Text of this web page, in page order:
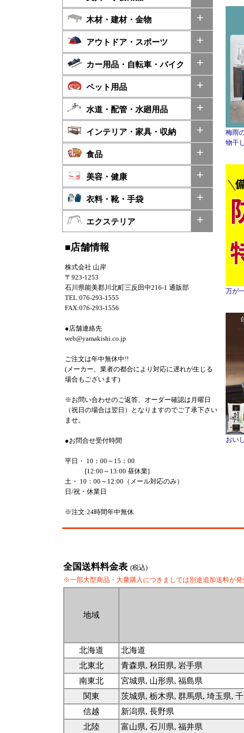
木材・建材・金物
アウトドア・スポーツ
カー用品・自転車・バイク
ペット用品
水道・配管・水廻用品
インテリア・家具・収納
食品
美容・健康
衣料・靴・手袋
エクステリア
■店舗情報
株式会社 山岸
〒923-1253
石川県能美郡川北町三反田中216-1 通販部
TEL:076-293-1555
FAX:076-293-1556
●店舗連絡先
web@yamakishi.co.jp
ご注文は年中無休中!!
(メーカー、業者の都合により対応に遅れが生じる
場合もございます)
※お問い合わせのご返答、オーダー確認は月曜日
（祝日の場合は翌日）となりますのでご了承下さい
ませ。
●お問合せ受付時間
平日・ 10：00～15：00
[12:00～13:00 昼休業]
土・ 10：00～12:00（メール対応のみ）
日/祝・休業日
※注文:24時間年中無休
梅雨
物干
万が
おい
全国送料料金表 (税込)
※一部大型商品・大量購入につきましては別途追加送料が発
地域
北海道 北海道
北東北
青森県, 秋田県, 岩手県
南東北
宮城県, 山形県, 福島県
関東
茨城県, 栃木県, 群馬県, 埼玉県,
信越
新潟県, 長野県
北陸
富山県, 石川県, 福井県